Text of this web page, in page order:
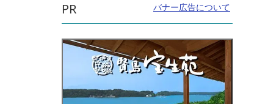
浜街道（熊野古道伊勢路）
PR バナー広告について